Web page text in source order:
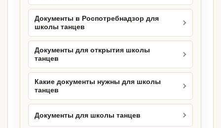
Документы в Роспотребнадзор для
школы танцев
Документы для открытия школы
танцев
Какие документы нужны для школы
танцев
Документы для школы танцев